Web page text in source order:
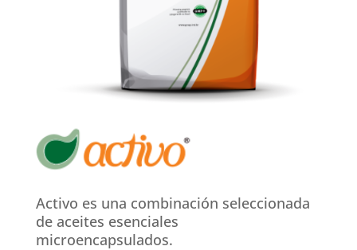
Activo es una combinación seleccionada
de aceites esenciales
microencapsulados.